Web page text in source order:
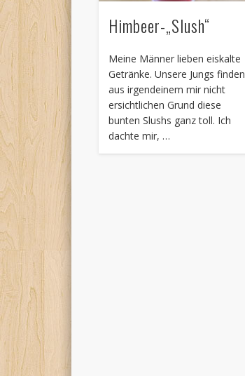
Himbeer-„Slush“
Meine Männer lieben eiskalte
Getränke. Unsere Jungs finden
aus irgendeinem mir nicht
ersichtlichen Grund diese
bunten Slushs ganz toll. Ich
dachte mir, …